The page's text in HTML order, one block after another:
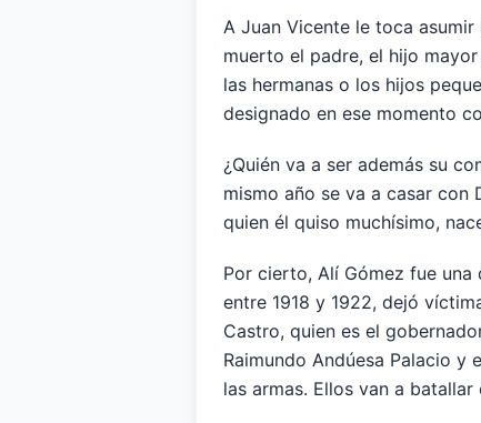
A Juan Vicente le toca
muerto el padre, el hijo
las hermanas o los hijos
designado en ese momento
¿Quién va a ser además su
mismo año se va a casar con
quien él quiso muchísimo,
Por cierto, Alí Gómez fue una
entre 1918 y 1922, dejó
Castro, quien es el
Raimundo Andúesa Palacio
las armas. Ellos van a